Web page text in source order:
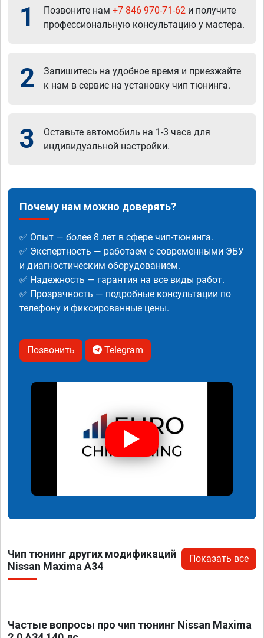
1 Позвоните нам +7 846 970-71-62 и получите
профессиональную консультацию у мастера.
2
Запишитесь на удобное время и приезжайте
к нам в сервис на установку чип тюнинга.
3
Оставьте автомобиль на 1-3 часа для
индивидуальной настройки.
Почему нам можно доверять?
✅ Опыт — более 8 лет в сфере чип-тюнинга.
✅ Экспертность — работаем с современными ЭБУ
и диагностическим оборудованием.
✅ Надежность — гарантия на все виды работ.
✅ Прозрачность — подробные консультации по
телефону и фиксированные цены.
Позвонить Telegram
Чип тюнинг других модификаций
Nissan Maxima A34
Показать все
Частые вопросы про чип тюнинг Nissan Maxima